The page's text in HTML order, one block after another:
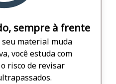
sempre à frente
seu material muda
você estuda com
risco de revisar